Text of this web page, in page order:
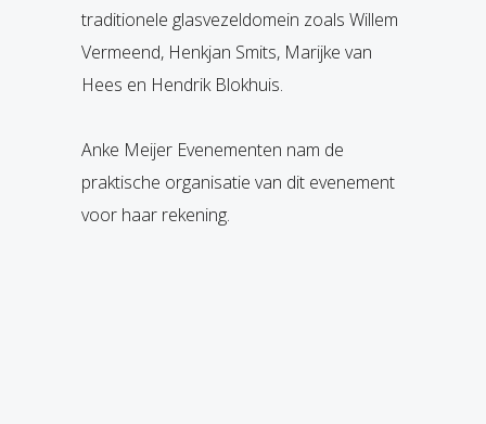
traditionele glasvezeldomein zoals Willem
Vermeend, Henkjan Smits, Marijke van
Hees en Hendrik Blokhuis.
Anke Meijer Evenementen nam de
praktische organisatie van dit evenement
voor haar rekening.